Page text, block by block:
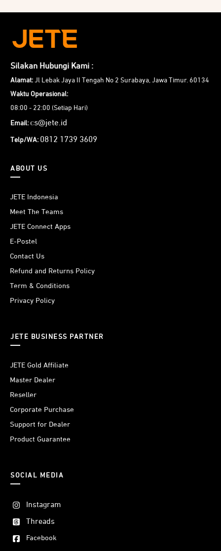
refleksi yang tidak mengembun. Menjadikan gambar tetap
Memiliki daya rekat yang kuat, tempered glass JETE Shield
Pro Lens mampu melindungi lensa lebih baik. Gunakan
lensa kamera aslinya, membuatmu semakin nyaman tanpa
mengganggu kamera saat melakukan pengambilan gambar.
Silakan Hubungi Kami :
Alamat: Jl Lebak Jaya II Tengah No 2 Surabaya, Jawa Timur. 60134
Waktu Operasional:
08:00 - 22:00 (Setiap Hari)
Email: cs@jete.id
Telp/WA: 0812 1739 3609
ABOUT US
JETE Indonesia
Meet The Teams
JETE Connect Apps
E-Postel
Contact Us
Refund and Returns Policy
Term & Conditions
Privacy Policy
JETE BUSINESS PARTNER
JETE Gold Affiliate
Master Dealer
Reseller
Corporate Purchase
Support for Dealer
Product Guarantee
SOCIAL MEDIA
Instagram
Threads
Facebook